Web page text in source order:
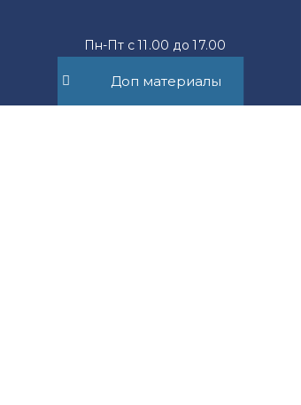
Доп материалы
Пн-Пт с 11.00 до 17.00
mail@suvorov.legal